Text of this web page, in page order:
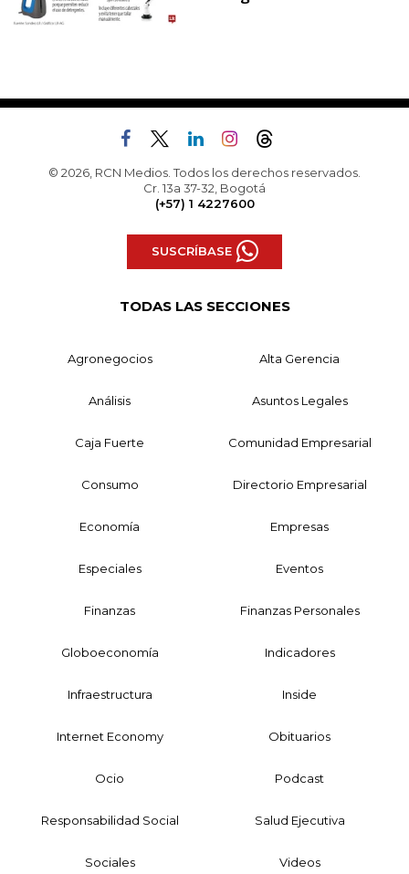
© 2026, RCN Medios. Todos los derechos reservados.
Cr. 13a 37-32, Bogotá
(+57) 1 4227600
SUSCRÍBASE
TODAS LAS SECCIONES
Agronegocios Alta Gerencia
Análisis Asuntos Legales
Caja Fuerte Comunidad Empresarial
Consumo Directorio Empresarial
Economía Empresas
Especiales Eventos
Finanzas Finanzas Personales
Globoeconomía Indicadores
Infraestructura Inside
Internet Economy Obituarios
Ocio Podcast
Responsabilidad Social Salud Ejecutiva
Sociales Videos